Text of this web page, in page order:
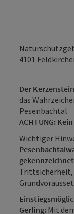
4101
Der Kerzenstein
das
Pesenbachtal
ACHTUNG:
Wichtiger
Trittsicherheit,
Gerling: Mit